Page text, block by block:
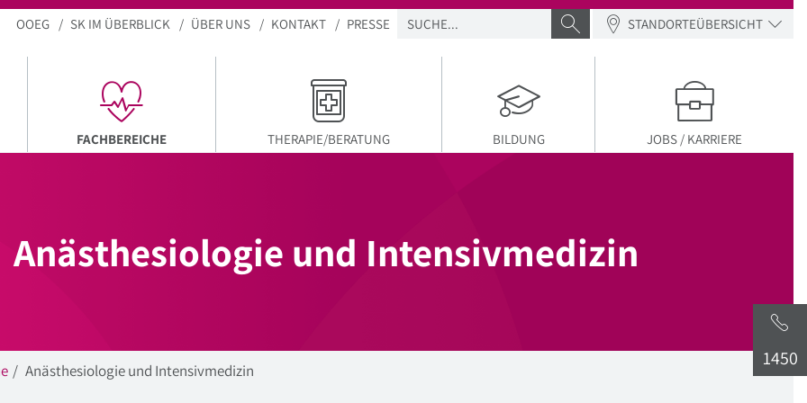
1450
OOEG SK IM ÜBERBLICK ÜBER UNS KONTAKT PRESSE SUCHE SUCHE ABSENDEN
STANDORTEÜBERSICHT
FACHBEREICHEAKTUELLER MENÜPUNKTTHERAPIE/BERATUNG BILDUNG JOBS / KARRIERE
Anästhesiologie und Intensivmedizin
Anästhesiologie und Intensivmedizin